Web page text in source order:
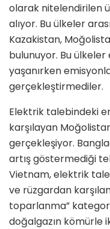
olarak nitelendirilen
alıyor. Bu ülkeler
Kazakistan,
bulunuyor. Bu
yaşanırken
gerçekleştirmediler.
Elektrik talebindeki
karşılayan
gerçekleşiyor.
artış göstermediği
Vietnam, elektrik
ve rüzgardan
toparlanma”
doğalgazın kömürle